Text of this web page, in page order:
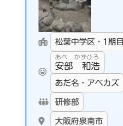
松葉中学区・1期目
あべ かずひろ
安部 和浩
あだ名・アベカズ
研修部
大阪府泉南市